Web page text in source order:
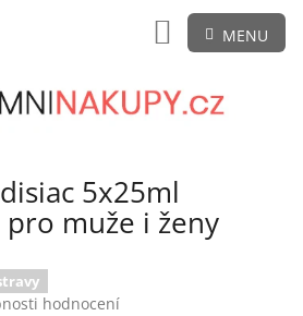
NÁKUPNÍ
KOŠÍK
5x25ml
muže i ženy
hodnocení